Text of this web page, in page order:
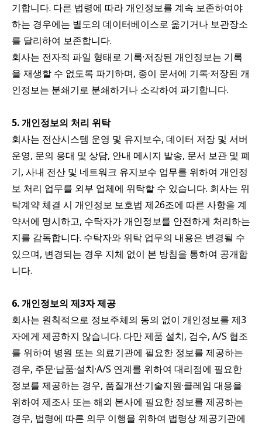
기합니다. 다른 법령에 따라 개인정보를 계속 보존하여야
하는 경우에는 별도의 데이터베이스로 옮기거나 보관장소
를 달리하여 보존합니다.
회사는 전자적 파일 형태로 기록·저장된 개인정보는 기록
을 재생할 수 없도록 파기하며, 종이 문서에 기록·저장된 개
인정보는 분쇄기로 분쇄하거나 소각하여 파기합니다.
5. 개인정보의 처리 위탁
회사는 전산시스템 운영 및 유지보수, 데이터 저장 및 서버
운영, 문의 응대 및 상담, 안내 메시지 발송, 문서 보관 및 폐
기, 사내 전산 및 네트워크 유지보수 업무를 위하여 개인정
보 처리 업무를 외부 업체에 위탁할 수 있습니다. 회사는 위
탁계약 체결 시 개인정보 보호법 제26조에 따른 사항을 계
약서에 명시하고, 수탁자가 개인정보를 안전하게 처리하는
지를 감독합니다. 수탁자와 위탁 업무의 내용은 변경될 수
있으며, 변경되는 경우 지체 없이 본 방침을 통하여 공개합
니다.
6. 개인정보의 제3자 제공
회사는 원칙적으로 정보주체의 동의 없이 개인정보를 제3
자에게 제공하지 않습니다. 다만 제품 설치, 검수, A/S 협조
를 위하여 병원 또는 의료기관에 필요한 정보를 제공하는
경우, 주문·납품·설치·A/S 연계를 위하여 대리점에 필요한
정보를 제공하는 경우, 품질개선·기술지원·클레임 대응을
위하여 제조사 또는 해외 본사에 필요한 정보를 제공하는
경우, 법령에 따른 의무 이행을 위하여 법령상 제공기관에